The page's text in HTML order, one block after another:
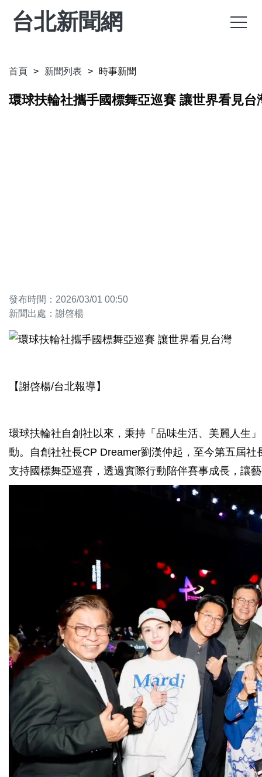
台北新聞網
首頁 新聞列表 時事新聞
環球扶輪社攜手國標舞亞巡賽 讓世界看見台
發布時間：2026/03/01 00:50
新聞出處：謝啓楊
【謝啓楊/台北報導】
環球扶輪社自創社以來，秉持「品味生活、美麗人生
動。自創社社長CP Dreamer劉漢仲起，至今第五屆
支持國標舞亞巡賽，透過實際行動陪伴賽事成長，讓